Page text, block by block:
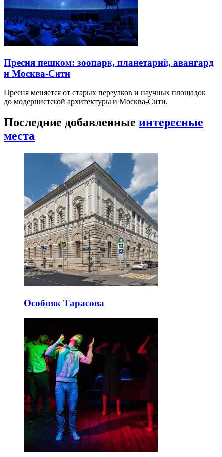
Пресня пешком: зоопарк, планетарий, авангард
и Москва-Сити
Пресня меняется от старых переулков и научных площадок
до модернистской архитектуры и Москва-Сити.
Последние добавленные интересные
места
Особняк Тарасова